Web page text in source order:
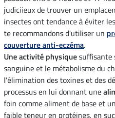
judiciieux de trouver un
insectes ont tendance à éviter
te recommandons d'utiliser un
couverture anti-eczéma.
Une activité physiquesuffisante
sanguine et le métabolisme du
l'élimination des toxines et des
processus en lui donnant une
foin comme aliment de base et
faible teneur en protéines, en